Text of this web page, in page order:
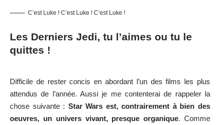
C’est Luke ! C’est Luke ! C’est Luke !
Les Derniers Jedi, tu l’aimes ou tu le
quittes !
Difficile de rester concis en abordant l’un des films les plus
attendus de l’année. Aussi je me contenterai de rappeler la
chose suivante : Star Wars est, contrairement à bien des
oeuvres, un univers vivant, presque organique. Comme